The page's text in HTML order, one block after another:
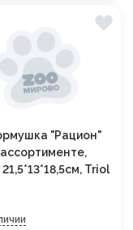
"Рацион"
Triol